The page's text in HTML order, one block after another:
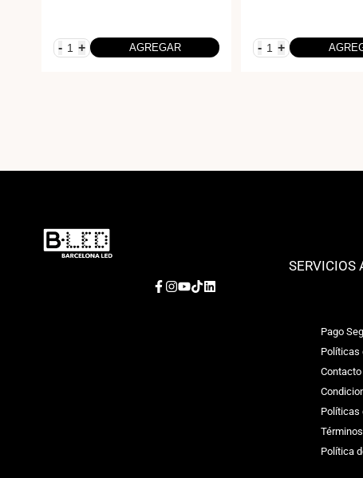
- + AGREGAR - +
Facebook
Instagram
YouTube
TikTokLinkedIn
SERVICIOS
Pago
Políticas
Contacto
Políticas
Política